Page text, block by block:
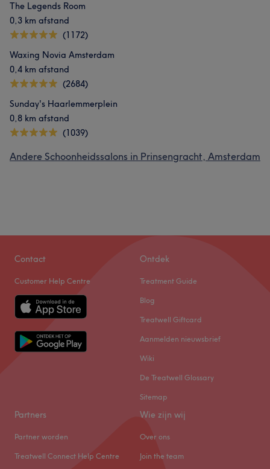
The Legends Room
0,3 km afstand
(1172)
Waxing Novia Amsterdam
0,4 km afstand
(2684)
Sunday's Haarlemmerplein
0,8 km afstand
(1039)
Andere Schoonheidssalons in Prinsengracht, Amsterdam
Contact
Customer Help Centre
Ontdek
Treatment Guide
Blog
Treatwell Giftcard
Aanmelden nieuwsbrief
Wiki
De Treatwell Glossary
Sitemap
Partners
Partner worden
Treatwell Connect Help Centre
Wie zijn wij
Over ons
Join the team